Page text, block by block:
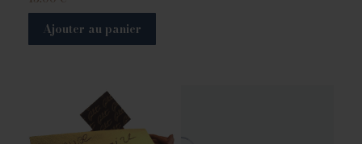
Ajouter au panier